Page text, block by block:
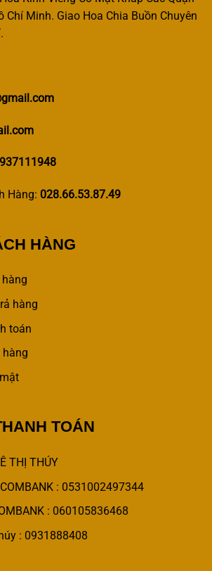
Chí Minh. Giao Hoa Chia Buồn Chuyên
Hàng: 028.66.53.87.49
HÀNG
hàng
toán
hàng
TOÁN
THỊ THÚY
: 0531002497344
: 060105836468
: 0931888408